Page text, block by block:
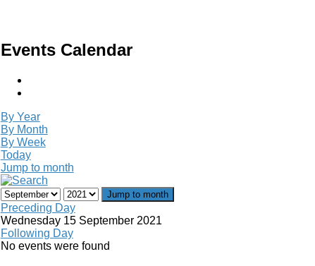
Events Calendar
By Year
By Month
By Week
Today
Jump to month
Jump to month
Preceding Day
Wednesday 15 September 2021
Following Day
No events were found